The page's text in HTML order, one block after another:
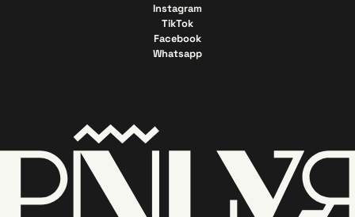
Instagram
TikTok
Facebook
Whatsapp